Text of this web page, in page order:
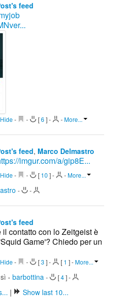
feed
Hide - - [6 ]- -More...
feed, Marco Delmastro
imgur.com/a/gip8E...
Hide - - [ 10 ]- -More...
- -
feed
il contatto con lo Zeitgeist è
Game'? Chiedo per un
Hide - - [3 ]- [ 1 ]-More...
- barbottina - [4]-
|
Show last 10...